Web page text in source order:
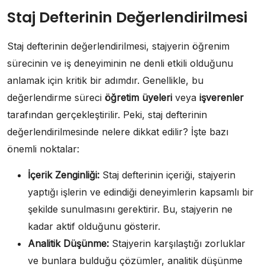
Staj Defterinin Değerlendirilmesi
Staj defterinin değerlendirilmesi, stajyerin öğrenim
sürecinin ve iş deneyiminin ne denli etkili olduğunu
anlamak için kritik bir adımdır. Genellikle, bu
değerlendirme süreci öğretim üyeleri veya işverenler
tarafından gerçekleştirilir. Peki, staj defterinin
değerlendirilmesinde nelere dikkat edilir? İşte bazı
önemli noktalar:
İçerik Zenginliği: Staj defterinin içeriği, stajyerin
yaptığı işlerin ve edindiği deneyimlerin kapsamlı bir
şekilde sunulmasını gerektirir. Bu, stajyerin ne
kadar aktif olduğunu gösterir.
Analitik Düşünme: Stajyerin karşılaştığı zorluklar
ve bunlara bulduğu çözümler, analitik düşünme